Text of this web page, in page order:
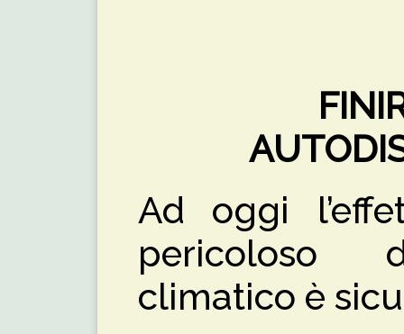
Ad oggi
pericoloso
climatico è